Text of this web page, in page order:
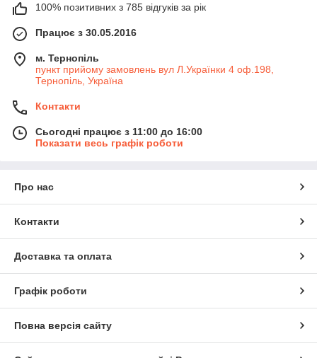
100% позитивних з 785 відгуків за рік
Працює з 30.05.2016
м. Тернопіль
пункт прийому замовлень вул Л.Українки 4 оф.198,
Тернопіль, Україна
Контакти
Сьогодні працює з 11:00 до 16:00
Показати весь графік роботи
Про нас
Контакти
Доставка та оплата
Графік роботи
Повна версія сайту